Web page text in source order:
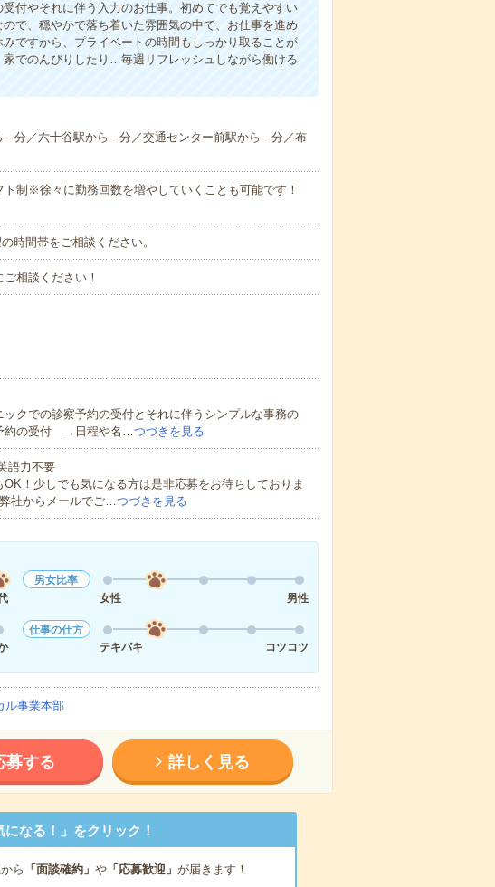
付やそれに伴う入力のお仕事。初めてでも覚えやすい
で、穏やかで落ち着いた雰囲気の中で、お仕事を進め
ですから、プライベートの時間もしっかり取ることが
でのんびりしたり…毎週リフレッシュしながら働ける
分／六十谷駅から---分／交通センター前駅から---分／布
ト制※徐々に勤務回数を増やしていくことも可能です！
時間帯をご相談ください。
相談ください！
クでの診察予約の受付とそれに伴うシンプルな事務の
約の受付 →日程や名…つづきを見る
語力不要
！少しでも気になる方は是非応募をお待ちしておりま
社からメールでご…つづきを見る
男女比率
女性
男性
仕事の仕方
テキパキ
コツコツ
事業本部
募する 詳しく見る
なる！」をクリック！
ら 「面談確約」 や「応募歓迎」 が届きます！